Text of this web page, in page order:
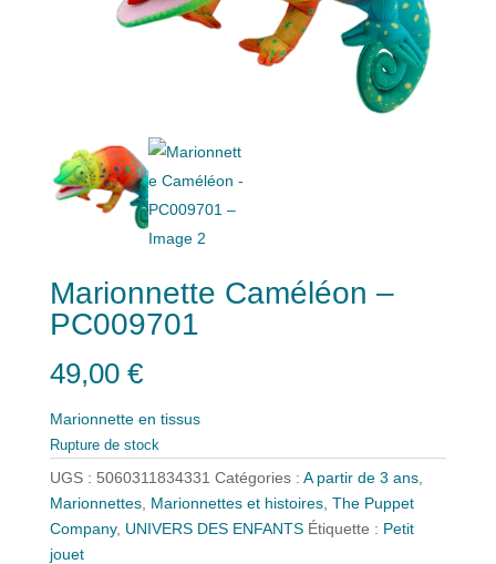
Marionnette Caméléon –
PC009701
49,00 €
Marionnette en tissus
Rupture de stock
UGS : 5060311834331 Catégories : A partir de 3 ans,
Marionnettes, Marionnettes et histoires, The Puppet
Company, UNIVERS DES ENFANTS Étiquette : Petit
jouet